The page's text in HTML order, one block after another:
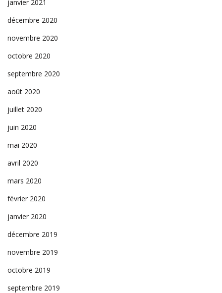
janvier 2021
décembre 2020
novembre 2020
octobre 2020
septembre 2020
août 2020
juillet 2020
juin 2020
mai 2020
avril 2020
mars 2020
février 2020
janvier 2020
décembre 2019
novembre 2019
octobre 2019
septembre 2019